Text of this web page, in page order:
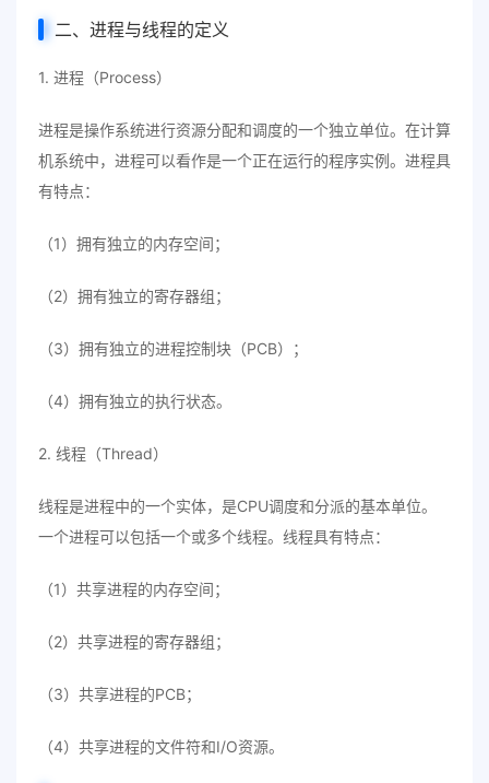
二、进程与线程的定义
1. 进程（Process）
进程是操作系统进行资源分配和调度的一个独立单位。在计算
机系统中，进程可以看作是一个正在运行的程序实例。进程具
有特点：
（1）拥有独立的内存空间；
（2）拥有独立的寄存器组；
（3）拥有独立的进程控制块（PCB）；
（4）拥有独立的执行状态。
2. 线程（Thread）
线程是进程中的一个实体，是CPU调度和分派的基本单位。
一个进程可以包括一个或多个线程。线程具有特点：
（1）共享进程的内存空间；
（2）共享进程的寄存器组；
（3）共享进程的PCB；
（4）共享进程的文件符和I/O资源。